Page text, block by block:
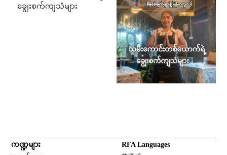
ချွေးစက်ကျသံများ
ကဏ္ဍများ
RFA Languages